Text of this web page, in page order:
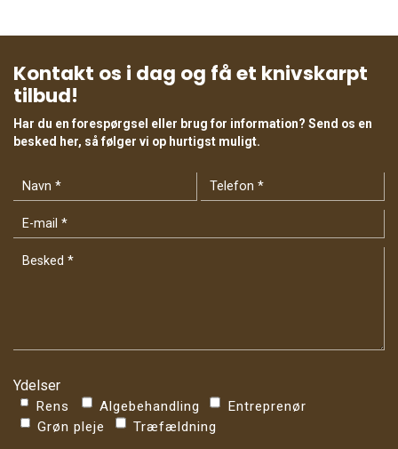
Kontakt os i dag og få et knivskarpt
tilbud!
Har du en forespørgsel eller brug for information? Send os en
besked her, så følger vi op hurtigst muligt.
Ydelser
Rens Algebehandling
Entreprenør
Grøn pleje
Træfældning